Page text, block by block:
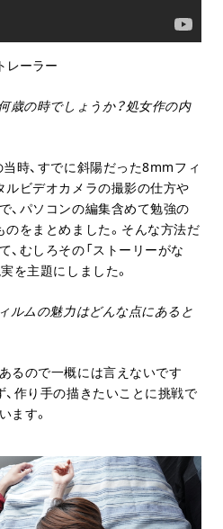
レーラー
歳の時でしょうか？処女作の内
当時、すでに斜陽だった8mmフィ
ルビデオカメラの撮影の仕方や
、パソコンの編集含めて勉強の
のをまとめました。そんな方法だ
、むしろその「ストーリーがな
を主題にしました。
ルムの魅力はどんな点にあると
るので一概には言えないです
、作り手の描きたいことに挑戦で
ます。